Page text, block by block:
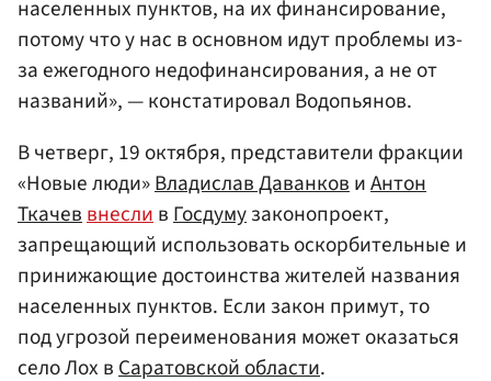
населенных пунктов, на их финансирование,
потому что у нас в основном идут проблемы из-
за ежегодного недофинансирования, а не от
названий», — констатировал Водопьянов.
В четверг, 19 октября, представители фракции
«Новые люди»Владислав ДаванковиАнтон
ТкачеввнесливГосдумузаконопроект,
запрещающий использовать оскорбительные и
принижающие достоинства жителей названия
населенных пунктов. Если закон примут, то
под угрозой переименования может оказаться
село Лох вСаратовской области.